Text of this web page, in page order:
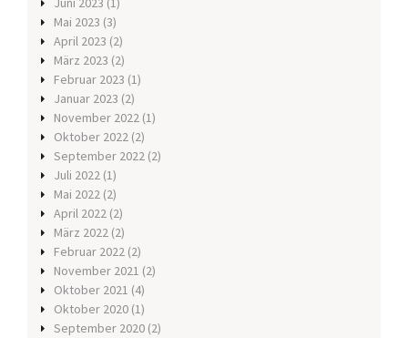
Mai 2023 (3)
April 2023 (2)
März 2023 (2)
Februar 2023 (1)
Januar 2023 (2)
November 2022 (1)
Oktober 2022 (2)
September 2022 (2)
Juli 2022 (1)
Mai 2022 (2)
April 2022 (2)
März 2022 (2)
Februar 2022 (2)
November 2021 (2)
Oktober 2021 (4)
Oktober 2020 (1)
September 2020 (2)